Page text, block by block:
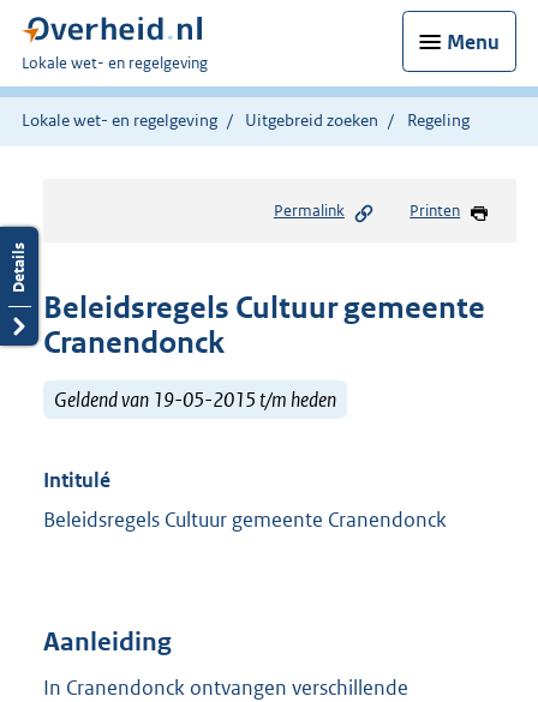
Menu
U
bent
hier:
Lokale wet- en regelgeving
Lokale wet- en regelgeving Uitgebreid zoeken Regeling
Permalink Printen
Beleidsregels Cultuur gemeente
Cranendonck
Geldend van 19-05-2015 t/m heden
Intitulé
Beleidsregels Cultuur gemeente Cranendonck
Aanleiding
In Cranendonck ontvangen verschillende